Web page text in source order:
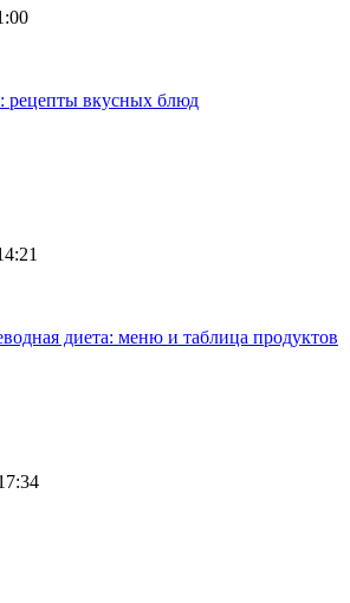
рецепты вкусных блюд
диета: меню и таблица продуктов